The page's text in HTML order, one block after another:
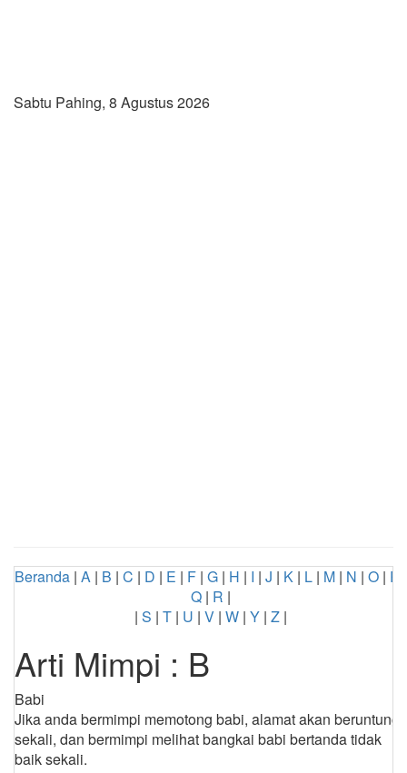
Sabtu Pahing, 8 Agustus 2026
Beranda | A | B | C | D | E | F | G | H | I | J | K | L | M | N | O | P
Q | R |
| S | T | U | V | W | Y | Z |
Arti Mimpi : B
Babi
Jika anda bermimpi memotong babi, alamat akan beruntung
sekali, dan bermimpi melihat bangkai babi bertanda tidak
baik sekali.